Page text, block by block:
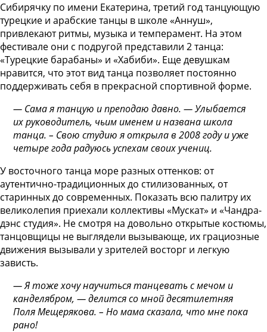
Сибирячку по имени Екатерина, третий год танцующую
турецкие и арабские танцы в школе «Аннуш»,
привлекают ритмы, музыка и темперамент. На этом
фестивале они с подругой представили 2 танца:
«Турецкие барабаны» и «Хабиби». Еще девушкам
нравится, что этот вид танца позволяет постоянно
поддерживать себя в прекрасной спортивной форме.
— Сама я танцую и преподаю давно. — Улыбается
их руководитель, чьим именем и названа школа
танца. – Свою студию я открыла в 2008 году и уже
четыре года радуюсь успехам своих учениц.
У восточного танца море разных оттенков: от
аутентично-традиционных до стилизованных, от
старинных до современных. Показать всю палитру их
великолепия приехали коллективы «Мускат» и «Чандра-
дэнс студия». Не смотря на довольно открытые костюмы,
танцовщицы не выглядели вызывающе, их грациозные
движения вызывали у зрителей восторг и легкую
зависть.
— Я тоже хочу научиться танцевать с мечом и
канделябром, — делится со мной десятилетняя
Поля Мещерякова. – Но мама сказала, что мне пока
рано!